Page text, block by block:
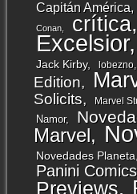
Capitán América
Conan crítica
Excelsior
Jack Kirby lobezno
Edition
Solicits
Marvel
Namor
Marvel
Novedades Planeta
Panini
Previews